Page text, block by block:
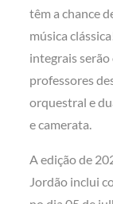
têm a chance
música
integrais
professores
orquestral e
e camerata.
A edição de
Jordão inclui